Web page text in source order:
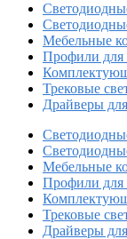
Мебельные
Профили для
Трековые
Драйверы
Мебельные
Профили для
Трековые
Драйверы